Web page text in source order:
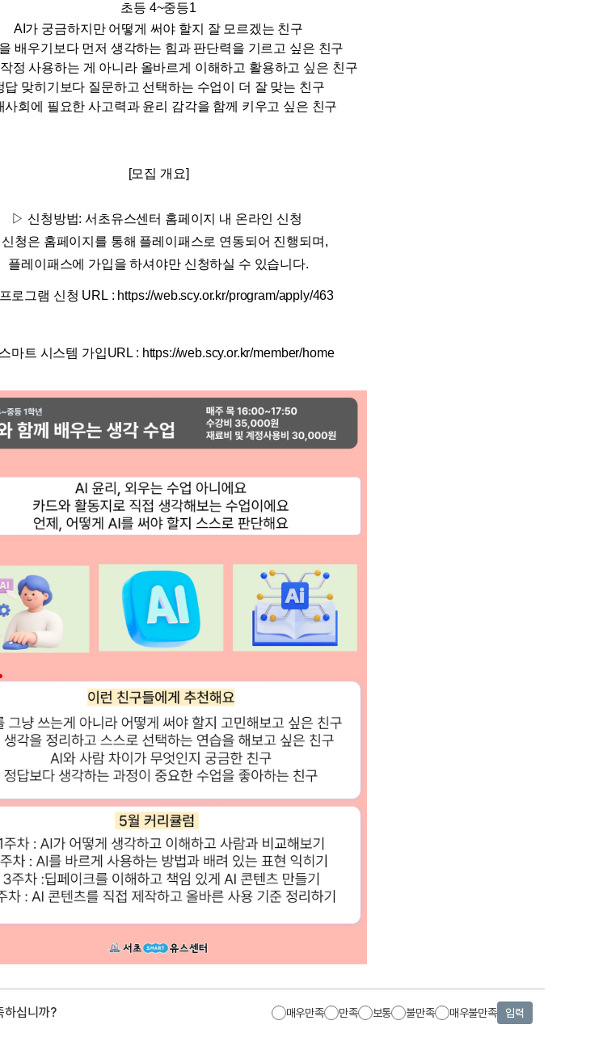
초등 4~중등1
AI가 궁금하지만 어떻게 써야 할지 잘 모르겠는 친구
배우기보다 먼저 생각하는 힘과 판단력을 기르고 싶은 친구
정 사용하는 게 아니라 올바르게 이해하고 활용하고 싶은 친구
답 맞히기보다 질문하고 선택하는 수업이 더 잘 맞는 친구
사회에 필요한 사고력과 윤리 감각을 함께 키우고 싶은 친구
[모집 개요]
▷ 신청방법: 서초유스센터 홈페이지 내 온라인 신청
청은 홈페이지를 통해 플레이패스로 연동되어 진행되며,
플레이패스에 가입을 하셔야만 신청하실 수 있습니다.
프로그램 신청 URL : https://web.scy.or.kr/program/apply/463
마트 시스템 가입URL : https://web.scy.or.kr/member/home
하십니까? 매우만족 만족 보통 불만족 매우불만족 입력